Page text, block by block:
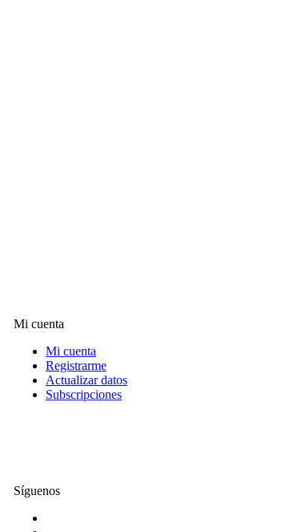
Mi cuenta
Mi cuenta
Registrarme
Actualizar datos
Subscripciones
Síguenos